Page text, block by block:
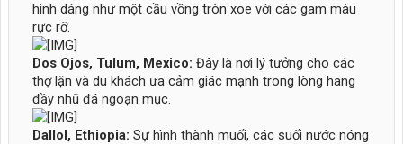
hình dáng như một cầu vồng tròn xoe với các gam màu
rực rỡ.
Dos Ojos, Tulum, Mexico: Đây là nơi lý tưởng cho các
thợ lặn và du khách ưa cảm giác mạnh trong lòng hang
đầy nhũ đá ngoạn mục.
Dallol, Ethiopia: Sự hình thành muối, các suối nước nóng